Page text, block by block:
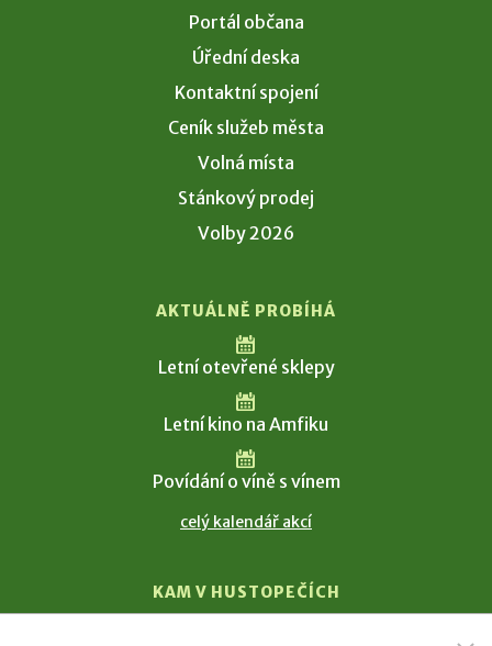
Portál občana
Úřední deska
Kontaktní spojení
Ceník služeb města
Volná místa
Stánkový prodej
Volby 2026
AKTUÁLNĚ PROBÍHÁ
Letní otevřené sklepy
Letní kino na Amfiku
Povídání o víně s vínem
celý kalendář akcí
KAM V HUSTOPEČÍCH